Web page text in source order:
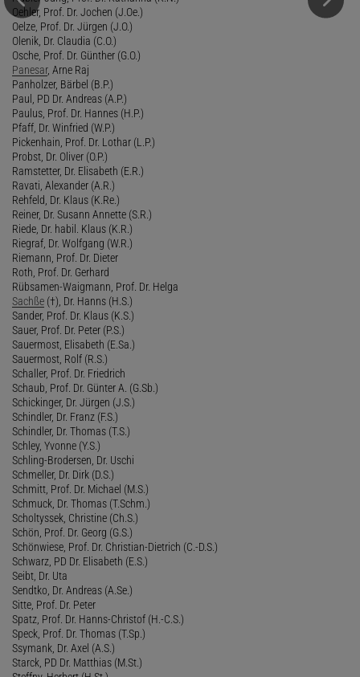
Oehler, Prof. Dr. Jochen (J.Oe.)
Oelze, Prof. Dr. Jürgen (J.O.)
Olenik, Dr. Claudia (C.O.)
Osche, Prof. Dr. Günther (G.O.)
Panesar, Arne Raj
Panholzer, Bärbel (B.P.)
Paul, PD Dr. Andreas (A.P.)
Paulus, Prof. Dr. Hannes (H.P.)
Pfaff, Dr. Winfried (W.P.)
Pickenhain, Prof. Dr. Lothar (L.P.)
Probst, Dr. Oliver (O.P.)
Ramstetter, Dr. Elisabeth (E.R.)
Ravati, Alexander (A.R.)
Rehfeld, Dr. Klaus (K.Re.)
Reiner, Dr. Susann Annette (S.R.)
Riede, Dr. habil. Klaus (K.R.)
Riegraf, Dr. Wolfgang (W.R.)
Riemann, Prof. Dr. Dieter
Roth, Prof. Dr. Gerhard
Rübsamen-Waigmann, Prof. Dr. Helga
Sachße (†), Dr. Hanns (H.S.)
Sander, Prof. Dr. Klaus (K.S.)
Sauer, Prof. Dr. Peter (P.S.)
Sauermost, Elisabeth (E.Sa.)
Sauermost, Rolf (R.S.)
Schaller, Prof. Dr. Friedrich
Schaub, Prof. Dr. Günter A. (G.Sb.)
Schickinger, Dr. Jürgen (J.S.)
Schindler, Dr. Franz (F.S.)
Schindler, Dr. Thomas (T.S.)
Schley, Yvonne (Y.S.)
Schling-Brodersen, Dr. Uschi
Schmeller, Dr. Dirk (D.S.)
Schmitt, Prof. Dr. Michael (M.S.)
Schmuck, Dr. Thomas (T.Schm.)
Scholtyssek, Christine (Ch.S.)
Schön, Prof. Dr. Georg (G.S.)
Schönwiese, Prof. Dr. Christian-Dietrich (C.-D.S.)
Schwarz, PD Dr. Elisabeth (E.S.)
Seibt, Dr. Uta
Sendtko, Dr. Andreas (A.Se.)
Sitte, Prof. Dr. Peter
Spatz, Prof. Dr. Hanns-Christof (H.-C.S.)
Speck, Prof. Dr. Thomas (T.Sp.)
Ssymank, Dr. Axel (A.S.)
Starck, PD Dr. Matthias (M.St.)